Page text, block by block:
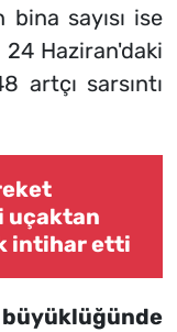
bina sayısı ise
Haziran'daki
artçı sarsıntı
uçaktan
intihar etti